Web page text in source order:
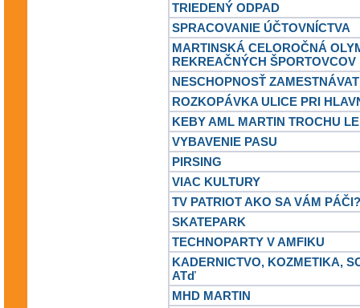
TRIEDENÝ ODPAD
SPRACOVANIE ÚČTOVNÍCTVA
MARTINSKÁ CELOROČNÁ
REKREAČNÝCH ŠPORTOVCOV
NESCHOPNOSŤ
ROZKOPÁVKA ULICE PRI
KEBY AML MARTIN TROCHU
VYBAVENIE PASU
PIRSING
VIAC KULTURY
TV PATRIOT AKO SA VÁM PÁČI?
SKATEPARK
TECHNOPARTY V AMFIKU
KADERNICTVO, KOZMETIKA,
ATď
MHD MARTIN